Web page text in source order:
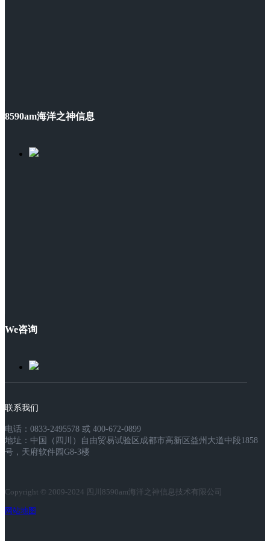
8590am海洋之神信息
We咨询
联系我们
电话：0833-2495578 或 400-672-0899
地址：中国（四川）自由贸易试验区成都市高新区益州大道中段1858
号，天府软件园G8-3楼
Copyright © 2009-2024 四川8590am海洋之神信息技术有限公司
网站地图